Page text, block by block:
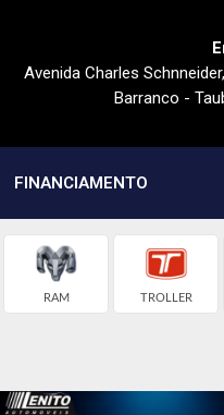
Avenida Charles
Barranco -
FINANCIAMENTO
RAM TROLLER